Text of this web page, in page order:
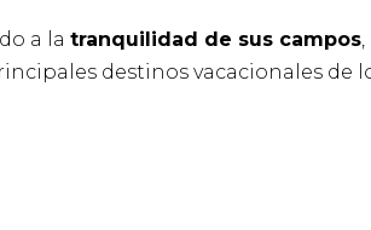
a la tranquilidad de sus campos
destinos vacacionales de